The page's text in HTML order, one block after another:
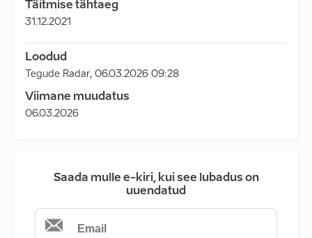
Täitmise tähtaeg
31.12.2021
Loodud
Tegude Radar, 06.03.2026 09:28
Viimane muudatus
06.03.2026
Saada mulle e-kiri, kui see lubadus on
uuendatud